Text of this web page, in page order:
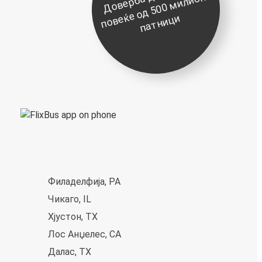
д
о
е
ќ
и
и
Филаделфија, PA
Чикаго, IL
Хјустон, TX
Лос Анџелес, CA
Далас, TX